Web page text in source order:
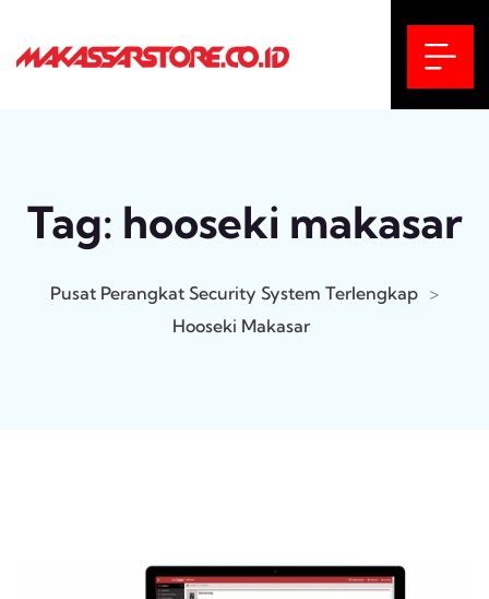
Tag: hooseki makasar
Pusat Perangkat Security System Terlengkap >
Hooseki Makasar